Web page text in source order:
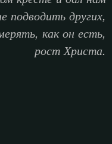
подводить других,
как он есть,
рост Христа.